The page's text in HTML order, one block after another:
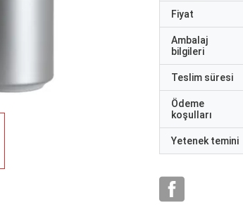
Fiyat
Ambalaj
bilgileri
Teslim süresi
Ödeme
koşulları
Yetenek temini